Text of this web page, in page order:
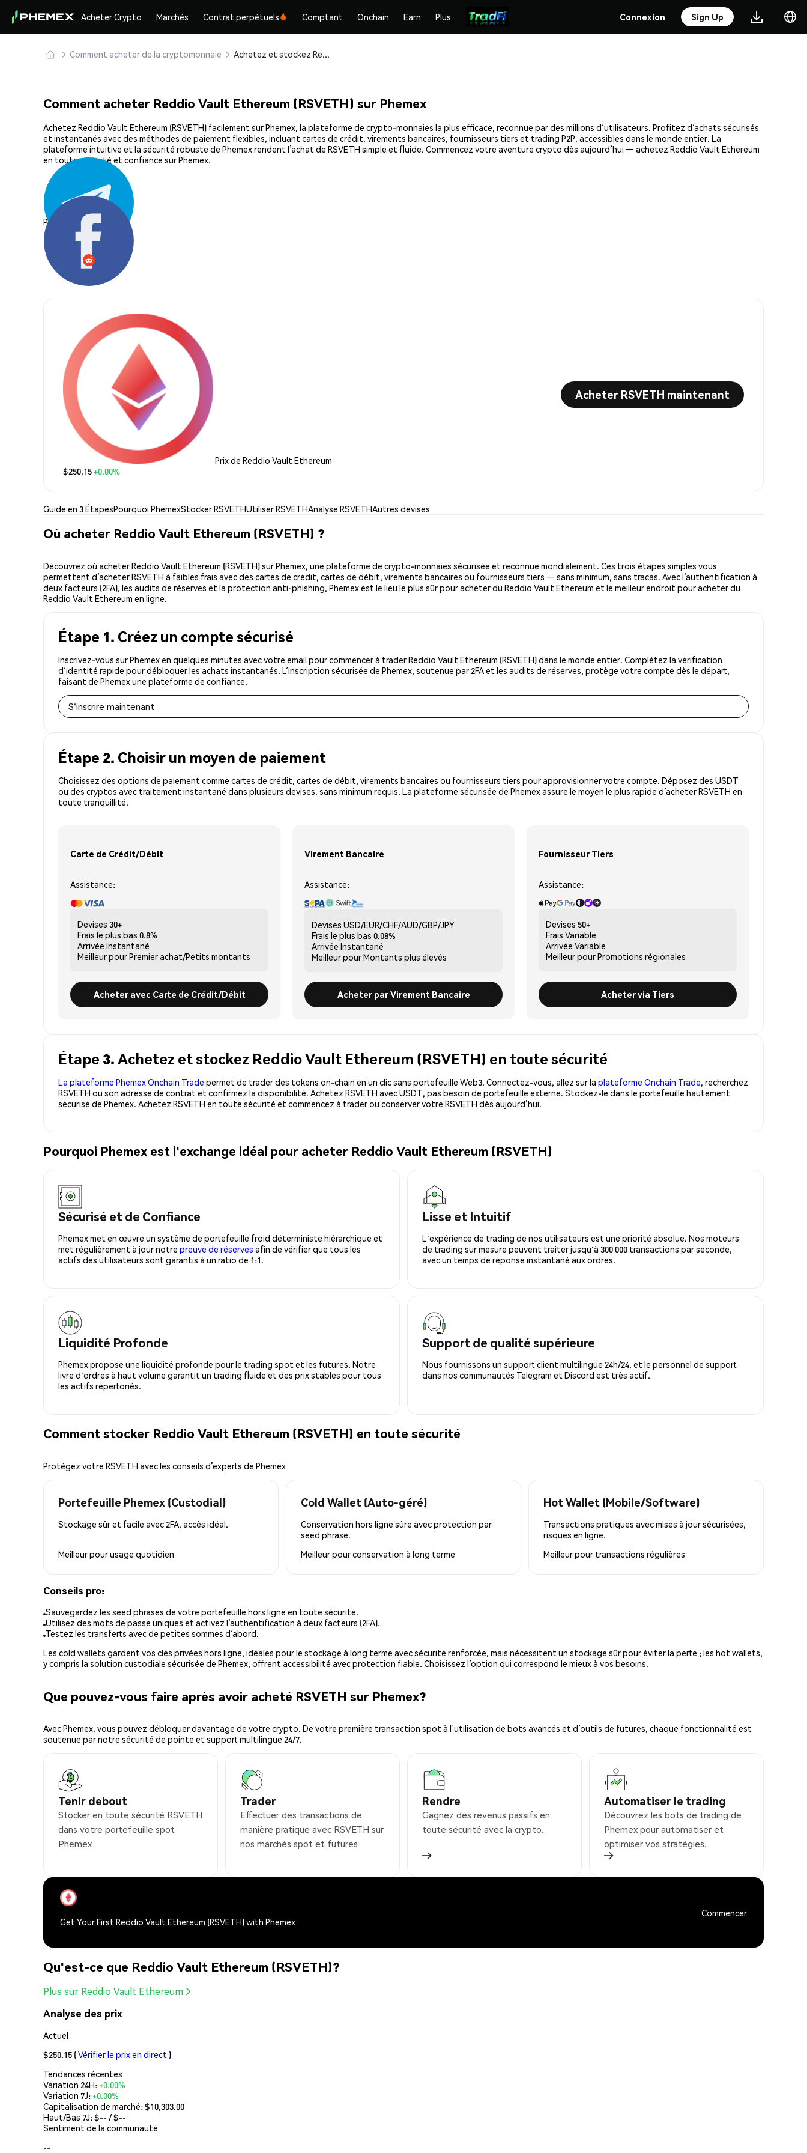
Acheter Crypto Marchés Contrat perpétuels Comptant Onchain Earn Plus Connexion Sign Up
Comment acheter de la cryptomonnaie Achetez et stockez Reddio Vault Ethereum (RSVETH) en toute sécurité
Comment acheter Reddio Vault Ethereum (RSVETH) sur Phemex
Achetez Reddio Vault Ethereum (RSVETH) facilement sur Phemex, la plateforme de crypto-monnaies la plus efficace, reconnue par des millions d’utilisateurs. Profitez d’achats sécurisés
et instantanés avec des méthodes de paiement flexibles, incluant cartes de crédit, virements bancaires, fournisseurs tiers et trading P2P, accessibles dans le monde entier. La
plateforme intuitive et la sécurité robuste de Phemex rendent l’achat de RSVETH simple et fluide. Commencez votre aventure crypto dès aujourd’hui — achetez Reddio Vault Ethereum
en toute sécurité et confiance sur Phemex.
Partager:
Prix de Reddio Vault Ethereum
$250.15+0.00%
Acheter RSVETH maintenant
Guide en 3 ÉtapesPourquoi PhemexStocker RSVETHUtiliser RSVETHAnalyse RSVETHAutres devises
Où acheter Reddio Vault Ethereum (RSVETH) ?
Découvrez où acheter Reddio Vault Ethereum (RSVETH) sur Phemex, une plateforme de crypto-monnaies sécurisée et reconnue mondialement. Ces trois étapes simples vous
permettent d’acheter RSVETH à faibles frais avec des cartes de crédit, cartes de débit, virements bancaires ou fournisseurs tiers — sans minimum, sans tracas. Avec l’authentification à
deux facteurs (2FA), les audits de réserves et la protection anti-phishing, Phemex est le lieu le plus sûr pour acheter du Reddio Vault Ethereum et le meilleur endroit pour acheter du
Reddio Vault Ethereum en ligne.
Étape 1. Créez un compte sécurisé
Inscrivez-vous sur Phemex en quelques minutes avec votre email pour commencer à trader Reddio Vault Ethereum (RSVETH) dans le monde entier. Complétez la vérification
d’identité rapide pour débloquer les achats instantanés. L’inscription sécurisée de Phemex, soutenue par 2FA et les audits de réserves, protège votre compte dès le départ,
faisant de Phemex une plateforme de confiance.
S'inscrire maintenant
Étape 2. Choisir un moyen de paiement
Choisissez des options de paiement comme cartes de crédit, cartes de débit, virements bancaires ou fournisseurs tiers pour approvisionner votre compte. Déposez des USDT
ou des cryptos avec traitement instantané dans plusieurs devises, sans minimum requis. La plateforme sécurisée de Phemex assure le moyen le plus rapide d’acheter RSVETH en
toute tranquillité.
Carte de Crédit/Débit
Assistance:
Devises 30+
Frais le plus bas 0.8%
Arrivée Instantané
Meilleur pourPremier achat/Petits montants
Acheter avec Carte de Crédit/Débit
Virement Bancaire
Assistance:
Devises USD/EUR/CHF/AUD/GBP/JPY
Frais le plus bas 0.08%
Arrivée Instantané
Meilleur pourMontants plus élevés
Acheter par Virement Bancaire
Fournisseur Tiers
Assistance:
Devises 50+
Frais Variable
Arrivée Variable
Meilleur pourPromotions régionales
Acheter via Tiers
Étape 3. Achetez et stockez Reddio Vault Ethereum (RSVETH) en toute sécurité
La plateforme Phemex Onchain Trade permet de trader des tokens on-chain en un clic sans portefeuille Web3. Connectez-vous, allez sur la plateforme Onchain Trade, recherchez
RSVETH ou son adresse de contrat et confirmez la disponibilité. Achetez RSVETH avec USDT, pas besoin de portefeuille externe. Stockez-le dans le portefeuille hautement
sécurisé de Phemex. Achetez RSVETH en toute sécurité et commencez à trader ou conserver votre RSVETH dès aujourd’hui.
Pourquoi Phemex est l'exchange idéal pour acheter Reddio Vault Ethereum (RSVETH)
Sécurisé et de Confiance
Phemex met en œuvre un système de portefeuille froid déterministe hiérarchique et
met régulièrement à jour notre preuve de réserves afin de vérifier que tous les
actifs des utilisateurs sont garantis à un ratio de 1:1.
Lisse et Intuitif
L'expérience de trading de nos utilisateurs est une priorité absolue. Nos moteurs
de trading sur mesure peuvent traiter jusqu'à 300 000 transactions par seconde,
avec un temps de réponse instantané aux ordres.
Liquidité Profonde
Phemex propose une liquidité profonde pour le trading spot et les futures. Notre
livre d'ordres à haut volume garantit un trading fluide et des prix stables pour tous
les actifs répertoriés.
Support de qualité supérieure
Nous fournissons un support client multilingue 24h/24, et le personnel de support
dans nos communautés Telegram et Discord est très actif.
Comment stocker Reddio Vault Ethereum (RSVETH) en toute sécurité
Protégez votre RSVETH avec les conseils d’experts de Phemex
Portefeuille Phemex (Custodial)
Stockage sûr et facile avec 2FA, accès idéal.
Meilleur pourusage quotidien
Cold Wallet (Auto-géré)
Conservation hors ligne sûre avec protection par
seed phrase.
Meilleur pourconservation à long terme
Hot Wallet (Mobile/Software)
Transactions pratiques avec mises à jour sécurisées,
risques en ligne.
Meilleur pour transactions régulières
Conseils pro:
Sauvegardez les seed phrases de votre portefeuille hors ligne en toute sécurité.
Utilisez des mots de passe uniques et activez l’authentification à deux facteurs (2FA).
Testez les transferts avec de petites sommes d’abord.
Les cold wallets gardent vos clés privées hors ligne, idéales pour le stockage à long terme avec sécurité renforcée, mais nécessitent un stockage sûr pour éviter la perte ; les hot wallets,
y compris la solution custodiale sécurisée de Phemex, offrent accessibilité avec protection fiable. Choisissez l’option qui correspond le mieux à vos besoins.
Que pouvez-vous faire après avoir acheté RSVETH sur Phemex?
Avec Phemex, vous pouvez débloquer davantage de votre crypto. De votre première transaction spot à l’utilisation de bots avancés et d’outils de futures, chaque fonctionnalité est
soutenue par notre sécurité de pointe et support multilingue 24/7.
Tenir debout
Stocker en toute sécurité RSVETH
dans votre portefeuille spot
Phemex
Trader
Effectuer des transactions de
manière pratique avec RSVETH sur
nos marchés spot et futures
Rendre
Gagnez des revenus passifs en
toute sécurité avec la crypto.
Automatiser le trading
Découvrez les bots de trading de
Phemex pour automatiser et
optimiser vos stratégies.
Get Your First Reddio Vault Ethereum (RSVETH) with Phemex
Commencer
Qu'est-ce que Reddio Vault Ethereum (RSVETH)?
Plus sur Reddio Vault Ethereum
Analyse des prix
Actuel
$250.15 (Vérifier le prix en direct )
Tendances récentes
Variation 24H:+0.00%
Variation 7J:+0.00%
Capitalisation de marché:$10,303.00
Haut/Bas 7J: $-- / $--
Sentiment de la communauté
--